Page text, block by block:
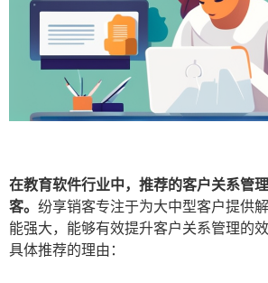
在教育软件行业中，推荐的客户关系管
客。 纷享销客专注于为大中型客户提供
能强大，能够有效提升客户关系管理的
具体推荐的理由：